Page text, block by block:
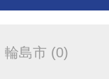
輪島市 (0)